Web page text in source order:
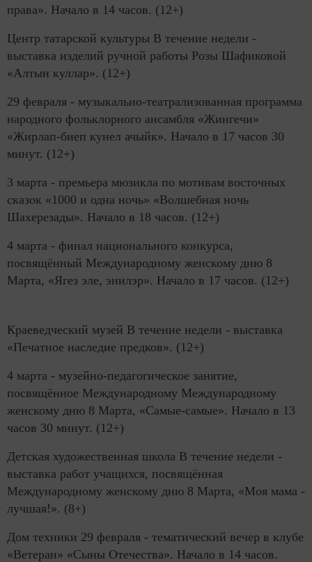
права». Начало в 14 часов. (12+)
Центр татарской культуры В течение недели -
выставка изделий ручной работы Розы Шафиковой
«Алтын куллар». (12+)
29 февраля - музыкально-театрализованная программа
народного фольклорного ансамбля «Жингечи»
«Жирлап-биеп кунел ачыйк». Начало в 17 часов 30
минут. (12+)
3 марта - премьера мюзикла по мотивам восточных
сказок «1000 и одна ночь» «Волшебная ночь
Шахерезады». Начало в 18 часов. (12+)
4 марта - финал национального конкурса,
посвящённый Международному женскому дню 8
Марта, «Ягез эле, энилэр». Начало в 17 часов. (12+)
Краеведческий музей В течение недели - выставка
«Печатное наследие предков». (12+)
4 марта - музейно-педагогическое занятие,
посвящённое Международному Международному
женскому дню 8 Марта, «Самые-самые». Начало в 13
часов 30 минут. (12+)
Детская художественная школа В течение недели -
выставка работ учащихся, посвящённая
Международному женскому дню 8 Марта, «Моя мама -
лучшая!». (8+)
Дом техники 29 февраля - тематический вечер в клубе
«Ветеран» «Сыны Отечества». Начало в 14 часов.